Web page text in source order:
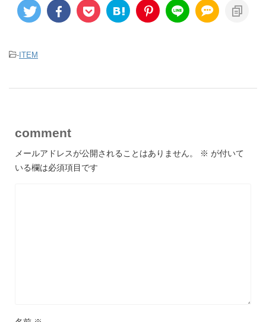
-ITEM
comment
メールアドレスが公開されることはありません。 ※ が付いて
いる欄は必須項目です